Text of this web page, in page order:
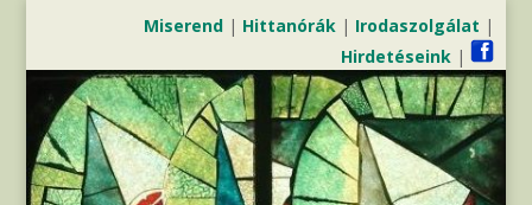
Miserend| Hittanórák| Irodaszolgálat |
Hirdetéseink|